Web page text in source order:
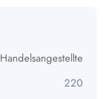
Handelsangestellte
220